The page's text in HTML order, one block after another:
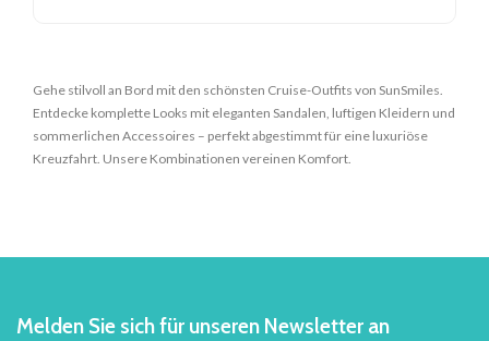
Gehe stilvoll an Bord mit den schönsten Cruise-Outfits von SunSmiles.
Entdecke komplette Looks mit eleganten Sandalen, luftigen Kleidern und
sommerlichen Accessoires – perfekt abgestimmt für eine luxuriöse
Kreuzfahrt. Unsere Kombinationen vereinen Komfort.
Melden Sie sich für unseren Newsletter an